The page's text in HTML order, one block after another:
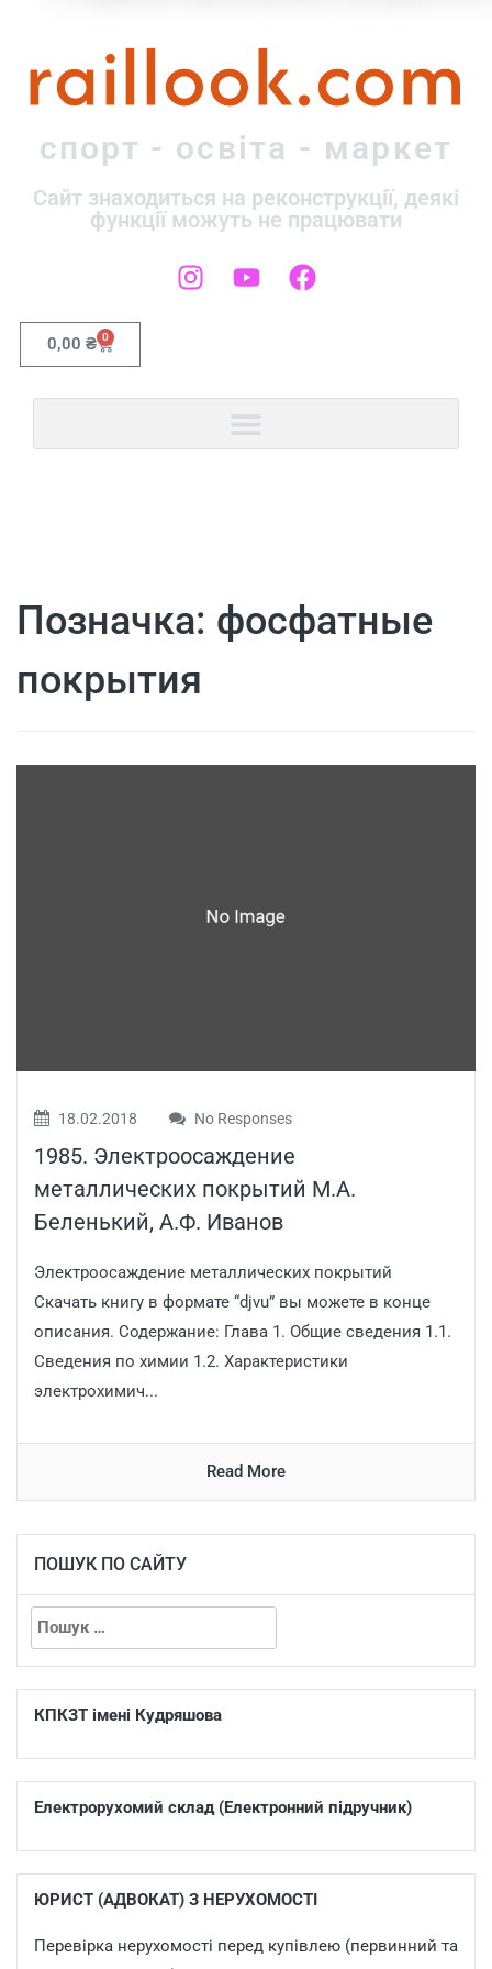
raillook.com
спорт - освіта - маркет
Сайт знаходиться на реконструкції, деякі
функції можуть не працювати
0,00 ₴ 0
Позначка: фосфатные
покрытия
18.02.2018 No Responses
1985. Электроосаждение
металлических покрытий М.А.
Беленький, А.Ф. Иванов
Электроосаждение металлических покрытий
Скачать книгу в формате “djvu” вы можете в конце
описания. Содержание: Глава 1. Общие сведения 1.1.
Сведения по химии 1.2. Характеристики
электрохимич...
Read More
ПОШУК ПО САЙТУ
КПКЗТ імені Кудряшова
Електрорухомий склад (Електронний підручник)
ЮРИСТ (АДВОКАТ) З НЕРУХОМОСТІ
Перевірка нерухомості перед купівлею (первинний та